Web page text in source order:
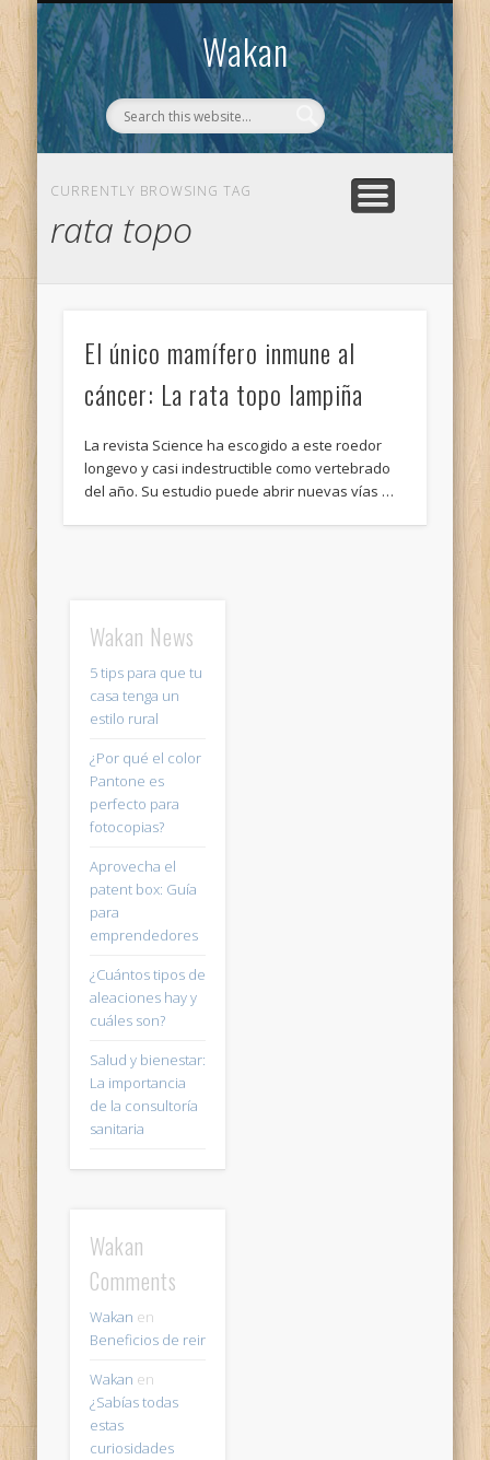
Wakan
WAKAN
CONTACTO
CURRENTLY BROWSING TAG
rata topo
El único mamífero inmune al
cáncer: La rata topo lampiña
La revista Science ha escogido a este roedor
longevo y casi indestructible como vertebrado
del año. Su estudio puede abrir nuevas vías …
Wakan News
5 tips para que tu
casa tenga un
estilo rural
¿Por qué el color
Pantone es
perfecto para
fotocopias?
Aprovecha el
patent box: Guía
para
emprendedores
¿Cuántos tipos de
aleaciones hay y
cuáles son?
Salud y bienestar:
La importancia
de la consultoría
sanitaria
Wakan
Comments
Wakan en
Beneficios de reir
Wakan en
¿Sabías todas
estas
curiosidades